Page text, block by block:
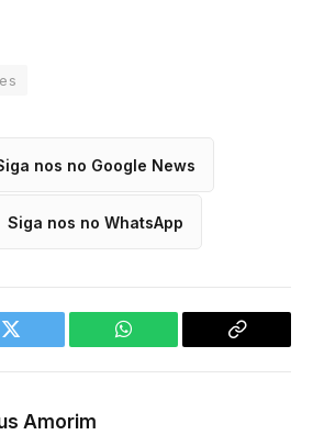
nos no Google News
Siga nos no WhatsApp
Twitter WhatsApp
Copy
Amorim